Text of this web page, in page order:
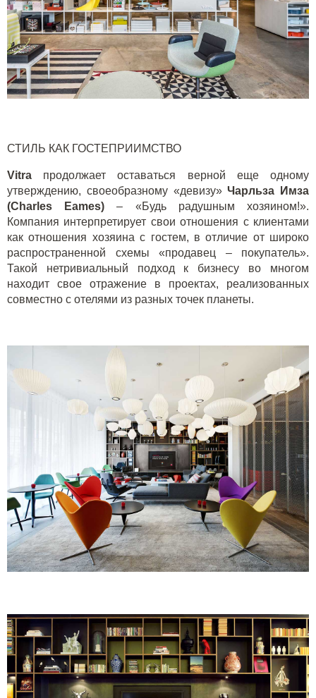
СТИЛЬ КАК ГОСТЕПРИИМСТВО
Vitra продолжает оставаться верной еще одному
утверждению, своеобразному «девизу»Чарльза Имза
(Charles Eames) – «Будь радушным хозяином!».
Компания интерпретирует свои отношения с клиентами
как отношения хозяина с гостем, в отличие от широко
распространенной схемы «продавец – покупатель».
Такой нетривиальный подход к бизнесу во многом
находит свое отражение в проектах, реализованных
совместно с отелями из разных точек планеты.